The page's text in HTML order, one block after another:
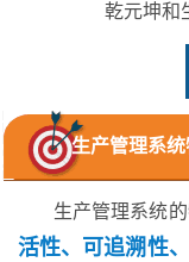
乾元坤和
生产管理系
生产管理系统
活性、可追溯性